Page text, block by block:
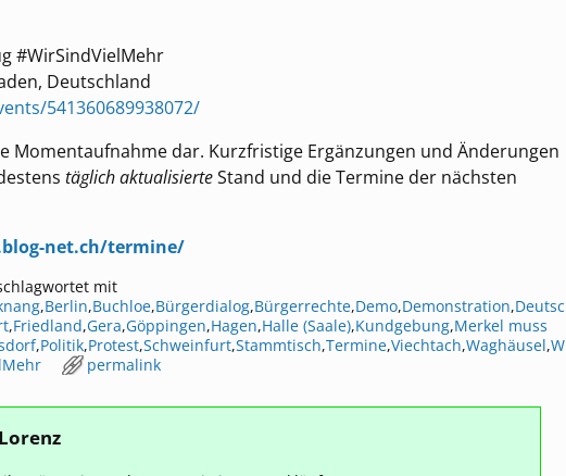
#WirSindVielMehr
Deutschland
541360689938072/
Momentaufnahme dar. Kurzfristige Ergänzungen und Änderungen
täglich aktualisierteStand und die Termine der nächsten
net.ch/termine/
mit
,Berlin,Buchloe,Bürgerdialog,Bürgerrechte,Demo,Demonstration,Deutsc
,Friedland,Gera,Göppingen,Hagen,Halle (Saale),Kundgebung,Merkel muss
,Politik,Protest,Schweinfurt,Stammtisch,Termine,Viechtach,Waghäusel,W
permalink